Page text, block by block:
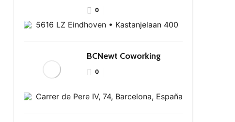
0
5616 LZ Eindhoven • Kastanjelaan 400
BCNewt Coworking
0
Carrer de Pere IV, 74, Barcelona, España